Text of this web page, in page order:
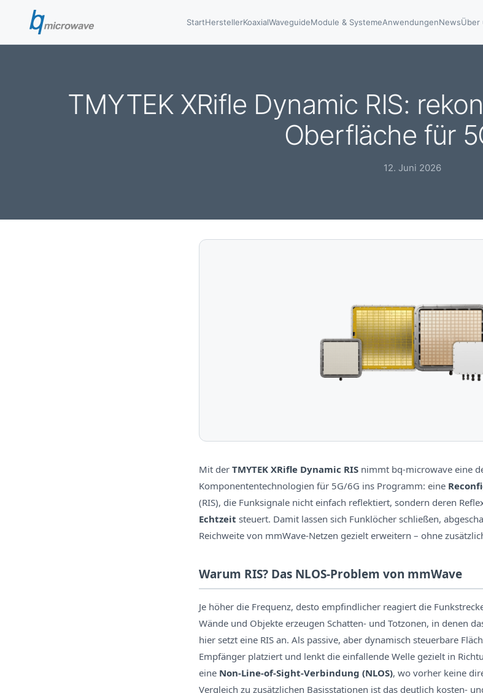
StartHerstellerKoaxialWaveguideModule & SystemeAnwendungenNewsÜber
TMYTEK XRifle Dynamic RIS:
Oberfläche für
12. Juni 2026
Mit der TMYTEK XRifle Dynamic RIS nimmt bq-microwave eine
Komponententechnologien für 5G/6G ins Programm: eine
(RIS), die Funksignale nicht einfach reflektiert, sondern deren
Echtzeit steuert. Damit lassen sich Funklöcher schließen,
Reichweite von mmWave-Netzen gezielt erweitern – ohne
Warum RIS? Das NLOS-Problem von mmWave
Je höher die Frequenz, desto empfindlicher reagiert die
Wände und Objekte erzeugen Schatten- und Totzonen, in denen
hier setzt eine RIS an. Als passive, aber dynamisch steuerbare
Empfänger platziert und lenkt die einfallende Welle gezielt in
eine Non-Line-of-Sight-Verbindung (NLOS), wo vorher keine
Vergleich zu zusätzlichen Basisstationen ist das deutlich kosten-